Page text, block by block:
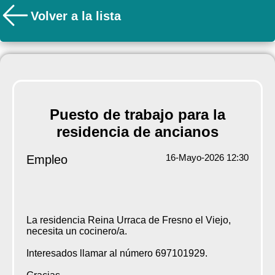
Volver a la lista
Puesto de trabajo para la
residencia de ancianos
Empleo 16-Mayo-2026 12:30
La residencia Reina Urraca de Fresno el Viejo,
necesita un cocinero/a.
Interesados llamar al número 697101929.